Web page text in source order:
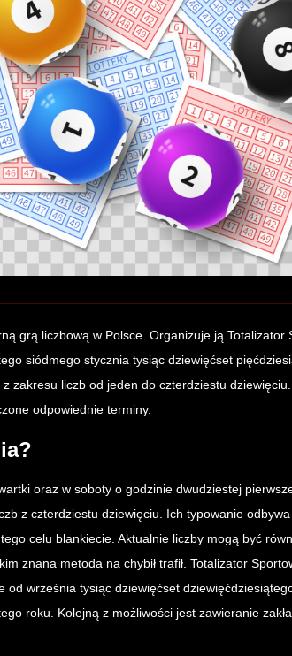
grą liczbową w Polsce. Organizuje ją Totalizator
siódmego stycznia tysiąc dziewięćset
zakresu liczb od jeden do czterdziestu
odpowiednie terminy.
oraz w soboty o godzinie dwudziestej
z czterdziestu dziewięciu. Ich typowanie
celu blankiecie. Aktualnie liczby mogą być
znana metoda na chybił trafił. Totalizator
od września tysiąc dziewięćset
roku. Kolejną z możliwości jest zawieranie